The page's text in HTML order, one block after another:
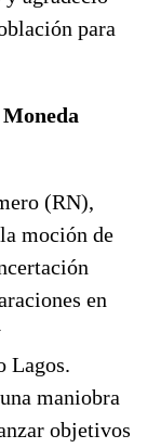
para
(RN),
moción de
en
Lagos.
maniobra
objetivos